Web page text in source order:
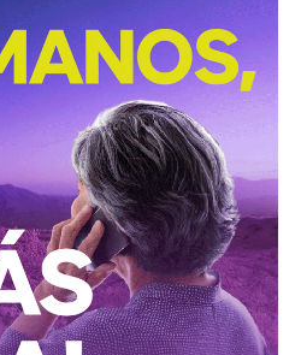
con lo establecido”,
falta para el 2027, no
querer caerle mejor al que
seguir en el poder, hagamos
busca de likes.
peatón.Peatones:no usen el
ni intenten ganarle al
3 ciclovías, pero usémoslas